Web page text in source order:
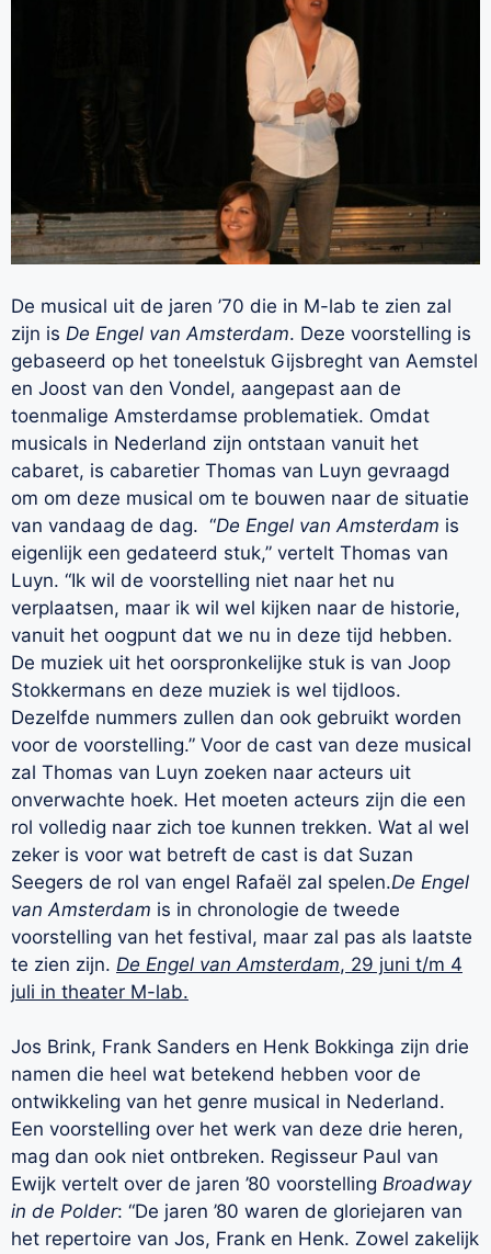
De musical uit de jaren ’70 die in M-lab te zien zal
zijn is De Engel van Amsterdam. Deze voorstelling is
gebaseerd op het toneelstuk Gijsbreght van Aemstel
en Joost van den Vondel, aangepast aan de
toenmalige Amsterdamse problematiek. Omdat
musicals in Nederland zijn ontstaan vanuit het
cabaret, is cabaretier Thomas van Luyn gevraagd
om om deze musical om te bouwen naar de situatie
van vandaag de dag. “De Engel van Amsterdam is
eigenlijk een gedateerd stuk,” vertelt Thomas van
Luyn. “Ik wil de voorstelling niet naar het nu
verplaatsen, maar ik wil wel kijken naar de historie,
vanuit het oogpunt dat we nu in deze tijd hebben.
De muziek uit het oorspronkelijke stuk is van Joop
Stokkermans en deze muziek is wel tijdloos.
Dezelfde nummers zullen dan ook gebruikt worden
voor de voorstelling.” Voor de cast van deze musical
zal Thomas van Luyn zoeken naar acteurs uit
onverwachte hoek. Het moeten acteurs zijn die een
rol volledig naar zich toe kunnen trekken. Wat al wel
zeker is voor wat betreft de cast is dat Suzan
Seegers de rol van engel Rafaël zal spelen.De Engel
van Amsterdam is in chronologie de tweede
voorstelling van het festival, maar zal pas als laatste
te zien zijn. De Engel van Amsterdam, 29 juni t/m 4
juli in theater M-lab.
Jos Brink, Frank Sanders en Henk Bokkinga zijn drie
namen die heel wat betekend hebben voor de
ontwikkeling van het genre musical in Nederland.
Een voorstelling over het werk van deze drie heren,
mag dan ook niet ontbreken. Regisseur Paul van
Ewijk vertelt over de jaren ’80 voorstelling Broadway
in de Polder: “De jaren ’80 waren de gloriejaren van
het repertoire van Jos, Frank en Henk. Zowel zakelijk